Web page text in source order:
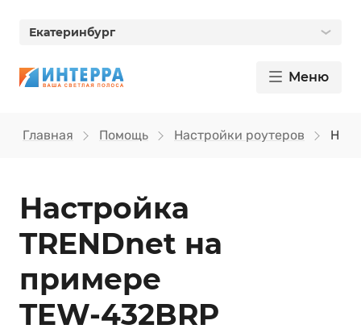
Екатеринбург
Меню
Главная Помощь Настройки роутеров
Настройка
TRENDnet на
примере
TEW‑432BRP